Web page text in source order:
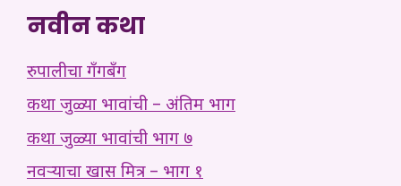
नवीन कथा
रुपालीचा गँगबँग
कथा जुळ्या भावांची – अंतिम भाग
कथा जुळ्या भावांची भाग ७
नवऱ्याचा खास मित्र – भाग १